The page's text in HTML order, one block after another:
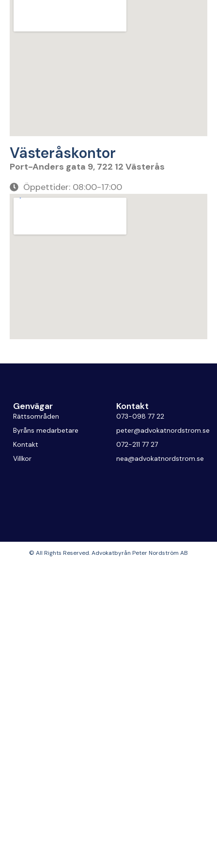
Västeråskontor
Port-Anders gata 9, 722 12 Västerås
Öppettider: 08:00-17:00
Genvägar
Rättsområden
Byråns medarbetare
Kontakt
Villkor
Kontakt
073-098 77 22
peter@advokatnordstrom.se
072-211 77 27
nea@advokatnordstrom.se
© All Rights Reserved. Advokatbyrån Peter Nordström AB